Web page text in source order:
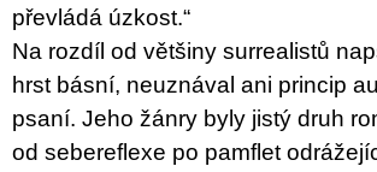
převládá úzkost.“
Na rozdíl od většiny surrealistů
hrst básní, neuznával ani princip
psaní. Jeho žánry byly jistý druh
od sebereflexe po pamflet